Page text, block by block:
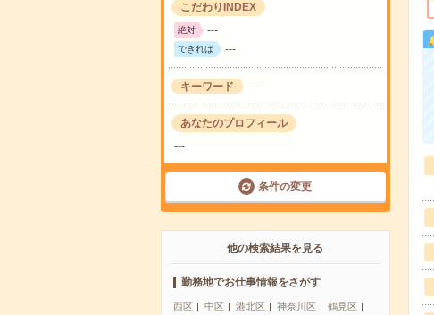
こだわりINDEX
絶対 ---
できれば ---
キーワード ---
あなたのプロフィール
---
条件の変更
他の検索結果を見る
勤務地でお仕事情報をさがす
西区 中区 港北区 神奈川区
鶴見区